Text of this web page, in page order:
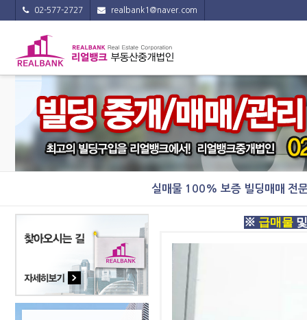
02-577-2727 realbank1@naver.com
실매물 100% 보증 빌딩매매 전
※ 급매물